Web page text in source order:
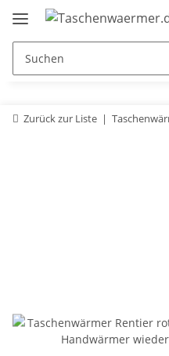
Zurück zur Liste